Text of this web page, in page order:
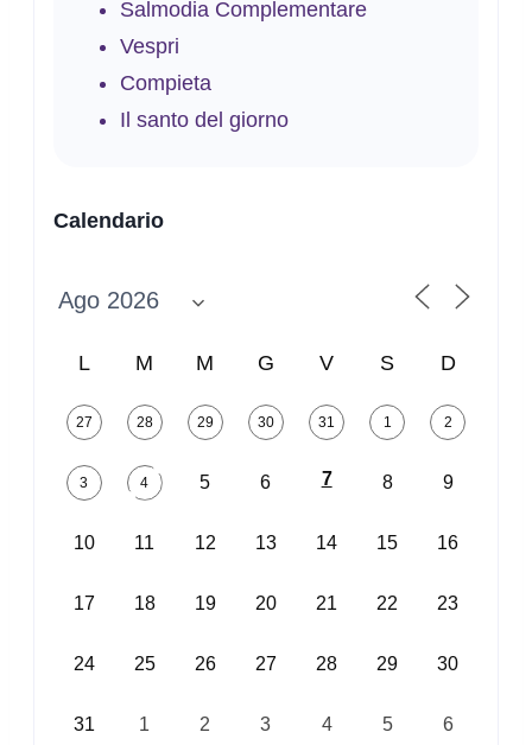
Salmodia Complementare
Vespri
Compieta
Il santo del giorno
Calendario
L M M G V S D
27 28 29 30 31 1 2
3 4 5 6 7 8 9
10 11 12 13 14 15 16
17 18 19 20 21 22 23
24 25 26 27 28 29 30
31 1 2 3 4 5 6